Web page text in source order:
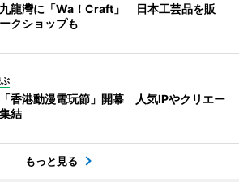
龍灣に「Wa！Craft」 日本工芸品を販
クショップも
香港動漫電玩節」開幕 人気IPやクリエー
結
もっと見る